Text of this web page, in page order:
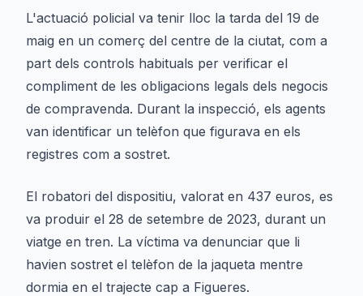
L'actuació policial va tenir lloc la tarda del 19 de
maig en un comerç del centre de la ciutat, com a
part dels controls habituals per verificar el
compliment de les obligacions legals dels negocis
de compravenda. Durant la inspecció, els agents
van identificar un telèfon que figurava en els
registres com a sostret.
El robatori del dispositiu, valorat en 437 euros, es
va produir el 28 de setembre de 2023, durant un
viatge en tren. La víctima va denunciar que li
havien sostret el telèfon de la jaqueta mentre
dormia en el trajecte cap a Figueres.